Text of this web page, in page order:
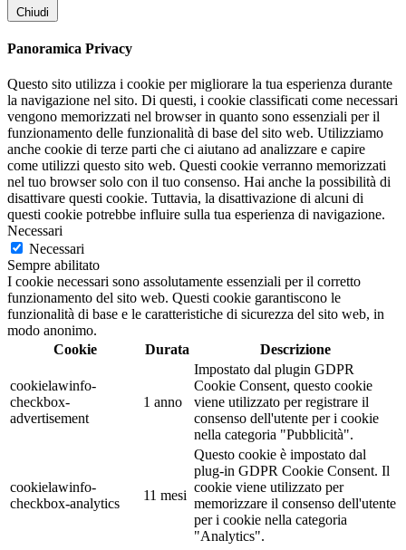
Chiudi
Panoramica Privacy
Questo sito utilizza i cookie per migliorare la tua esperienza durante
la navigazione nel sito. Di questi, i cookie classificati come necessari
vengono memorizzati nel browser in quanto sono essenziali per il
funzionamento delle funzionalità di base del sito web. Utilizziamo
anche cookie di terze parti che ci aiutano ad analizzare e capire
come utilizzi questo sito web. Questi cookie verranno memorizzati
nel tuo browser solo con il tuo consenso. Hai anche la possibilità di
disattivare questi cookie. Tuttavia, la disattivazione di alcuni di
questi cookie potrebbe influire sulla tua esperienza di navigazione.
Necessari
Necessari
Sempre abilitato
I cookie necessari sono assolutamente essenziali per il corretto
funzionamento del sito web. Questi cookie garantiscono le
funzionalità di base e le caratteristiche di sicurezza del sito web, in
modo anonimo.
Cookie
Durata Descrizione
cookielawinfo-
checkbox-
advertisement
1 anno
Impostato dal plugin GDPR
Cookie Consent, questo cookie
viene utilizzato per registrare il
consenso dell'utente per i cookie
nella categoria "Pubblicità".
cookielawinfo-
checkbox-analytics
11 mesi
Questo cookie è impostato dal
plug-in GDPR Cookie Consent. Il
cookie viene utilizzato per
memorizzare il consenso dell'utente
per i cookie nella categoria
"Analytics".